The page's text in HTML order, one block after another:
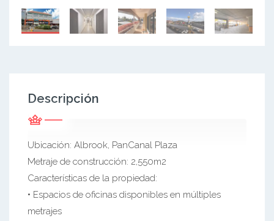
Descripción
Ubicación: Albrook, PanCanal Plaza
Metraje de construcción: 2,550m2
Características de la propiedad:
• Espacios de oficinas disponibles en múltiples
metrajes